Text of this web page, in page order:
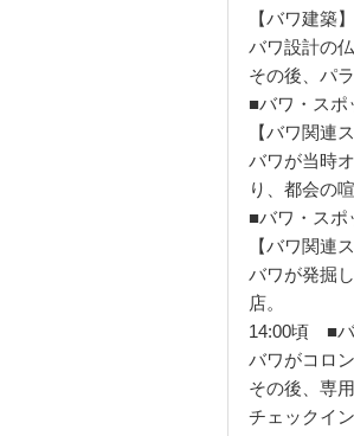
朝のラグー
10:00頃 専
■バワ・ス
【バワ建築
バワ設計の
その後、パ
■バワ・ス
【バワ関連
バワが当時
り、都会の
■バワ・スポ
【バワ関連
バワが発掘
店。
14:00頃 ■